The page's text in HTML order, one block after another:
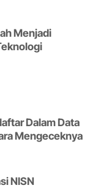
Menjadi
Dalam Data
Mengeceknya
NISN